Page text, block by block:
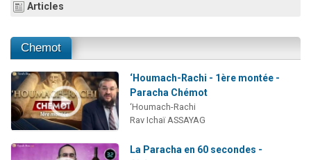
Articles
Chemot
‘Houmach-Rachi - 1ère montée -
Paracha Chémot
‘Houmach-Rachi
Rav Ichaï ASSAYAG
La Paracha en 60 secondes -